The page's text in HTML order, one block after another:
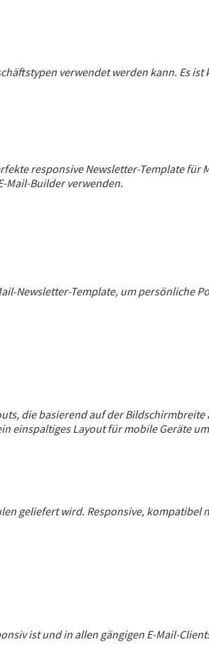
verwendet werden kann. Es
responsive Newsletter-Template für
Mail-Builder verwenden.
Newsletter-Template, um persönliche
die basierend auf der
einspaltiges Layout für mobile Geräte
geliefert wird. Responsive,
ist und in allen gängigen E-Mail-